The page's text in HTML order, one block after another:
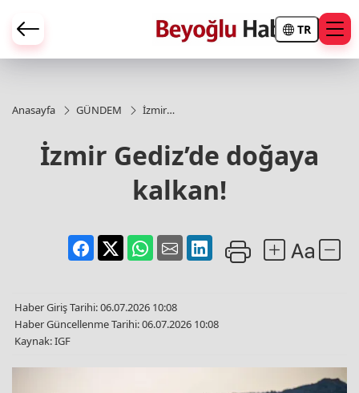
TR
Anasayfa GÜNDEM
İzmir
kalkan!
İzmir Gediz’de doğaya
kalkan!
Haber Giriş Tarihi: 06.07.2026 10:08
Haber Güncellenme Tarihi: 06.07.2026 10:08
Kaynak: IGF